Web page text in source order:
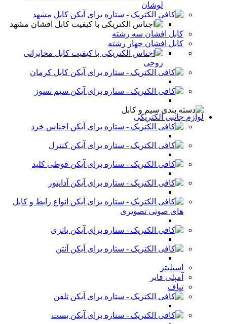
لوشان
کابل مشهد
کابل افشان مشهد
کابل افشان سه رشته
کابل افشان چهار رشته
کابل مخابراتی
زوجی
کابل کرمان
سیم نسوز
لوازم جانبی الکتریکی
اجناس خرد
کنترل
قوطی کلید
آداپتور
انواع رابط و کابل
های صوتی تصویری
باتری
آنتن
اسپلیتر
آمپلی فایر
تپاف
تلفن
بست